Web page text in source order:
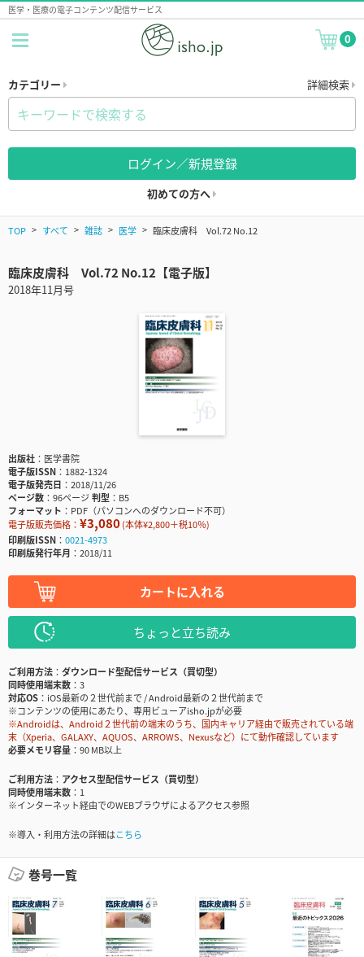
医学・医療の電子コンテンツ配信サービス
0
カテゴリー 詳細検索
ログイン／新規登録
初めての方へ
TOP すべて 雑誌 医学 臨床皮膚科 Vol.72 No.12
臨床皮膚科 Vol.72 No.12【電子版】
2018年11月号
出版社
医学書院
電子版ISSN
1882-1324
電子版発売日
2018/11/26
ページ数
96ページ判型
B5
フォーマット
PDF（パソコンへのダウンロード不可）
電子版販売価格： ¥3,080(本体¥2,800＋税10％)
印刷版ISSN
0021-4973
印刷版発行年月
2018/11
カートに入れる
ちょっと立ち読み
ご利用方法
ダウンロード型配信サービス（買切型）
同時使用端末数
3
対応OS
iOS最新の２世代前まで / Android最新の２世代前まで
※コンテンツの使用にあたり、専用ビューアisho.jpが必要
※Androidは、Android２世代前の端末のうち、国内キャリア経由で販売されている端
末（Xperia、GALAXY、AQUOS、ARROWS、Nexusなど）にて動作確認しています
必要メモリ容量
90 MB以上
ご利用方法
アクセス型配信サービス（買切型）
同時使用端末数
1
※インターネット経由でのWEBブラウザによるアクセス参照
※導入・利用方法の詳細はこちら
巻号一覧